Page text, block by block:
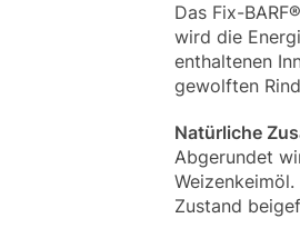
Das Fix-
wird die
enthaltenen
gewolften
Natürliche
Abgerundet
Zustand